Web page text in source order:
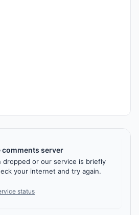
comments server
dropped or our service is briefly
your internet and try again.
status